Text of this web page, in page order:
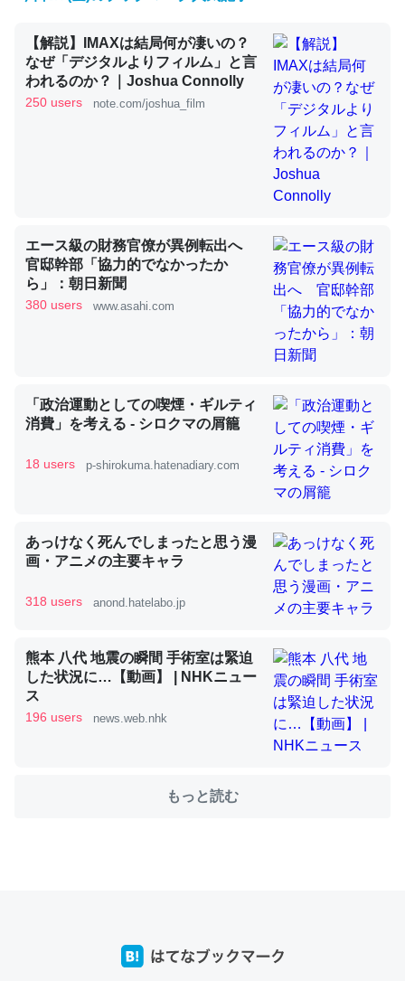
くらい。小説でいう「ずっと前の伏線」は回収されないけ
ど、短期記憶というには多い分量。進化すればするほど分
かりやすく強くなりそう
─GPTの仕組みと限界についての考察（１） - conceptualization
昆虫ってカルシウム少ないのか。知らんかった。調べたら
コオロギのカルシウム分はエビの600分の1程度。
─ニュース :: 【研究発表】昆虫学の大問題＝「昆虫はなぜ海にいな
論文では「淡水はカルシウムも酸素も不足してて両方に不
利だから両方が拮抗してるのでは」とあって面白い。海に
いる鋏角類（カブトガニ・ウミグモ）はカルシウムを使わ
ずキチンを強化してる筈だが、酵素が違うのか？
類は苦労してるんだな…。腹足類だと殻を無くしてナメク
ジになったり努力してるし。
─ニュース :: 【研究発表】昆虫学の大問題＝「昆虫はなぜ海にいな
いのか」に関する新仮説
【解説】IMAXは結局何が凄いの？
なぜ「デジタルよりフィルム」と言
われるのか？｜Joshua Connolly
250 users note.com/joshua_film
エース級の財務官僚が異例転出へ
官邸幹部「協力的でなかったか
ら」：朝日新聞
380 users www.asahi.com
「政治運動としての喫煙・ギルティ
消費」を考える - シロクマの屑籠
18 users p-shirokuma.hatenadiary.com
あっけなく死んでしまったと思う漫
画・アニメの主要キャラ
318 users anond.hatelabo.jp
熊本 八代 地震の瞬間 手術室は緊迫
した状況に…【動画】 | NHKニュー
ス
196 users news.web.nhk
もっと読む